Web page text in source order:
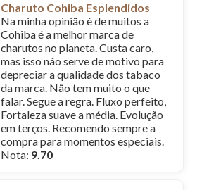
Charuto Cohiba Esplendidos
Na minha opinião é de muitos a
Cohiba é a melhor marca de
charutos no planeta. Custa caro,
mas isso não serve de motivo para
depreciar a qualidade dos tabaco
da marca. Não tem muito o que
falar. Segue a regra. Fluxo perfeito,
Fortaleza suave a média. Evolução
em terços. Recomendo sempre a
compra para momentos especiais.
Nota: 9.70